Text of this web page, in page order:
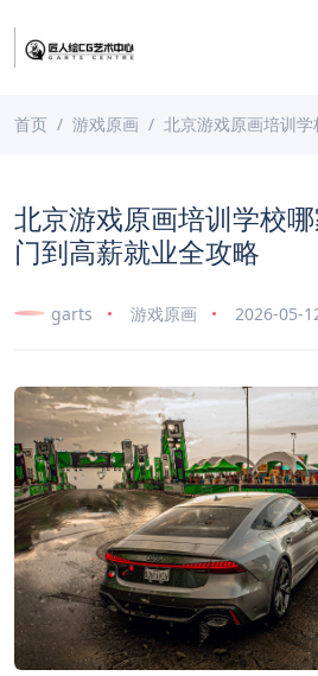
首页 游戏原画 北京游戏原画培训学校哪家好
北京游戏原画培训学校
门到高薪就业全攻略
garts 游戏原画 2026-05-